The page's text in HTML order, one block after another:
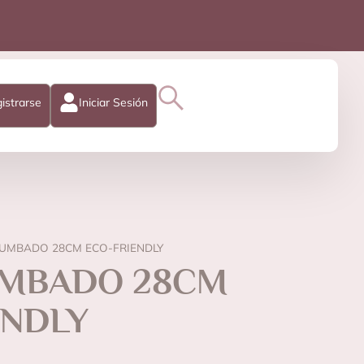
Iniciar Sesión
28CM ECO-FRIENDLY
28CM